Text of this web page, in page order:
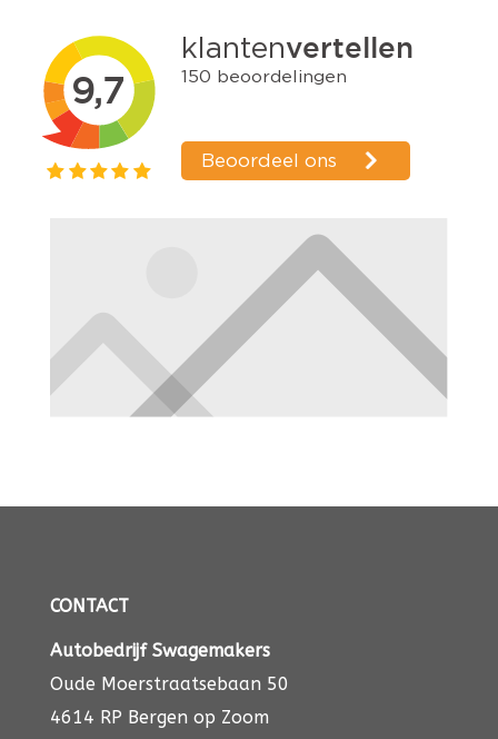
CONTACT
Autobedrijf Swagemakers
Oude Moerstraatsebaan 50
4614 RP Bergen op Zoom